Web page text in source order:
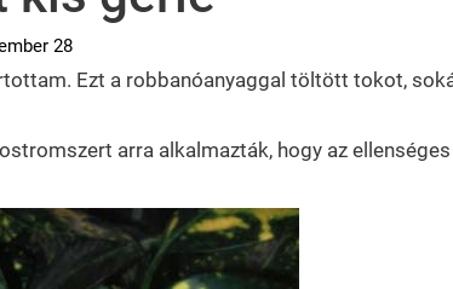
28
Ezt a robbanóanyaggal töltött tokot,
arra alkalmazták, hogy az